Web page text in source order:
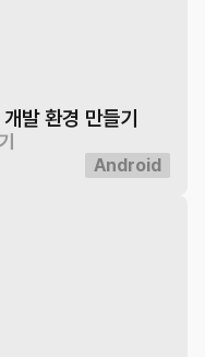
환경 만들기
Android